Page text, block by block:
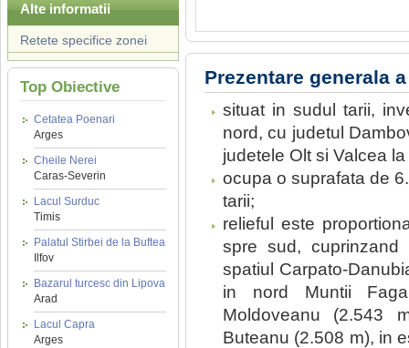
Alte informatii
Retete specifice zonei
Top Obiective
Cetatea Poenari
Arges
Cheile Nerei
Caras-Severin
Lacul Surduc
Timis
Palatul Stirbei de la Buftea
Ilfov
Bazarul turcesc din Lipova
Arad
Lacul Capra
Arges
Prezentare generala
situat in sudul tarii,
nord, cu judetul
judetele Olt si Valcea
ocupa o suprafata de
tarii;
relieful este
spre sud, cuprinzand
spatiul Carpato-
in nord Muntii
Moldoveanu (2.543
Buteanu (2.508 m), in